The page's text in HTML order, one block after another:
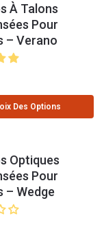
À Talons
Pour
– Verano
Des Options
Optiques
Pour
– Wedge